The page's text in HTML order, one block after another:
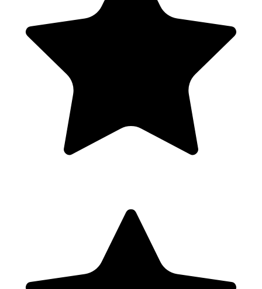
Sphérification, fumage des cocktails, clarification des liquides
Art de la présentation
Fruits
Glacons
Cocktail à étage
Utilisation des herbes fraîches et fleurs comestibles
Cocktail à étage
Utilisation des herbes fraîches et fleurs comestibles
Vendredi - 5ème journée de formation
Organisation et logistique